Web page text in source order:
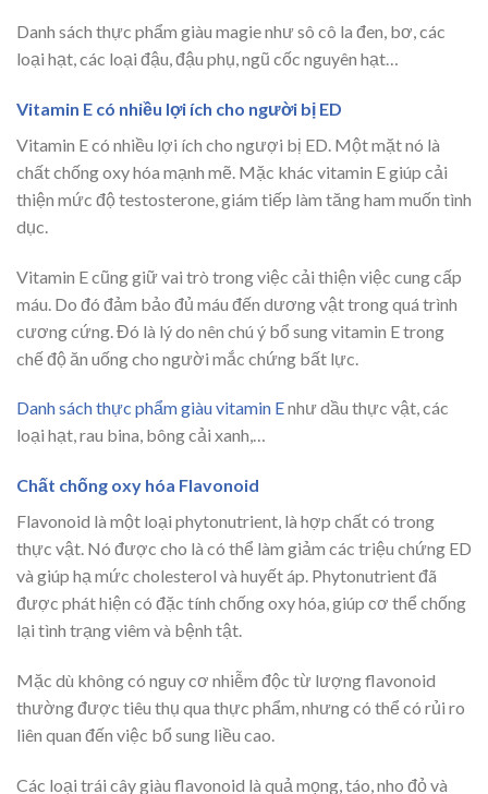
Danh sách thực phẩm giàu magie như sô cô la đen, bơ, các
loại hạt, các loại đậu, đậu phụ, ngũ cốc nguyên hạt…
Vitamin E có nhiều lợi ích cho người bị ED
Vitamin E có nhiều lợi ích cho ngượi bị ED. Một mặt nó là
chất chống oxy hóa mạnh mẽ. Mặc khác vitamin E giúp cải
thiện mức độ testosterone, giám tiếp làm tăng ham muốn tình
dục.
Vitamin E cũng giữ vai trò trong việc cải thiện việc cung cấp
máu. Do đó đảm bảo đủ máu đến dương vật trong quá trình
cương cứng. Đó là lý do nên chú ý bổ sung vitamin E trong
chế độ ăn uống cho người mắc chứng bất lực.
Danh sách thực phẩm giàu vitamin Enhư dầu thực vật, các
loại hạt, rau bina, bông cải xanh,…
Chất chống oxy hóa Flavonoid
Flavonoid là một loại phytonutrient, là hợp chất có trong
thực vật. Nó được cho là có thể làm giảm các triệu chứng ED
và giúp hạ mức cholesterol và huyết áp. Phytonutrient đã
được phát hiện có đặc tính chống oxy hóa, giúp cơ thể chống
lại tình trạng viêm và bệnh tật.
Mặc dù không có nguy cơ nhiễm độc từ lượng flavonoid
thường được tiêu thụ qua thực phẩm, nhưng có thể có rủi ro
liên quan đến việc bổ sung liều cao.
Các loại trái cây giàu flavonoid là quả mọng, táo, nho đỏ và